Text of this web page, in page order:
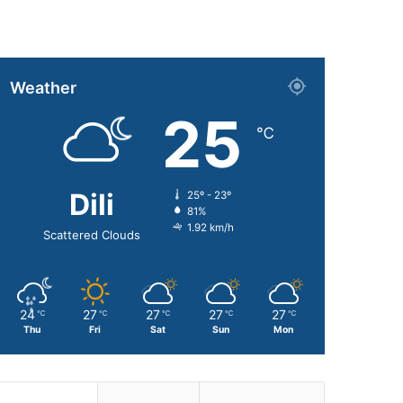
Weather
Dili
Scattered Clouds
25 ℃
25º - 23º
81%
1.92 km/h
24 ℃
Thu
27 ℃
Fri
27 ℃
Sat
27 ℃
Sun
27 ℃
Mon